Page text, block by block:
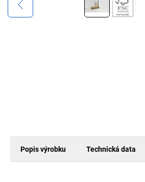
Popis výrobku Technická data